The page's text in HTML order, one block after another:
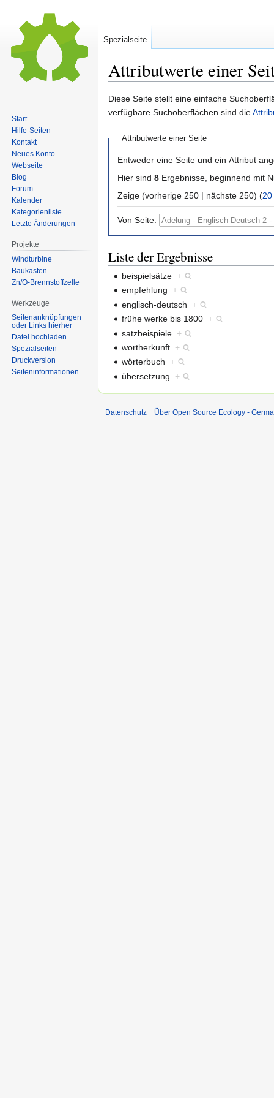
Attributwerte einer
Zur
Navigation
Zur
Suche
Diese Seite stellt eine einfache
verfügbare Suchoberflächen sind die
Attributwerte einer Seite
Entweder eine Seite und ein Attribut
Hier sind 8 Ergebnisse, beginnend mit
Zeige (vorherige 250 | nächste 250) (20
Von Seite:
Liste der Ergebnisse
beispielsätze +
empfehlung +
englisch-deutsch +
frühe werke bis 1800 +
satzbeispiele +
wortherkunft +
wörterbuch +
übersetzung +
Spezialseite
Start
Hilfe-Seiten
Kontakt
Neues Konto
Webseite
Blog
Forum
Kalender
Kategorienliste
Letzte Änderungen
Projekte
Windturbine
Baukasten
Zn/O-Brennstoffzelle
Werkzeuge
Seitenanknüpfungen
oder Links hierher
Datei hochladen
Spezialseiten
Druckversion
Seiten­informationen
Datenschutz Über Open Source Ecology -